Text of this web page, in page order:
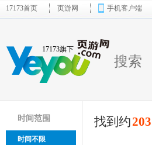
17173首页 页游网 手机客户端
17173旗下
搜索
时间范围
时间不限
找到约203